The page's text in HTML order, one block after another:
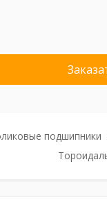
подшипники